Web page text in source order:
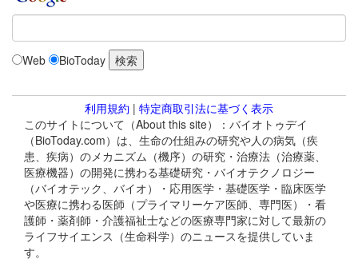
Web BioToday
利用規約 | 特定商取引法に基づく表示
このサイトについて（About this site）：バイオトゥデイ
（BioToday.com）は、生命の仕組みの研究や人の病気（疾
患、疾病）のメカニズム（機序）の研究・治療法（治療薬、
医療機器）の開発に携わる基礎研究・バイオテクノロジー
（バイオテック、バイオ）・応用医学・基礎医学・臨床医学
や医療に携わる医師（プライマリーケア医師、専門医）・看
護師・薬剤師・介護福祉士などの医療専門家に対して最新の
ライフサイエンス（生命科学）のニュースを提供していま
す。